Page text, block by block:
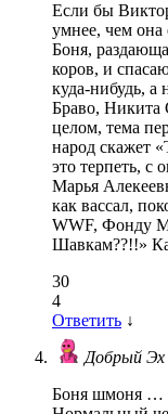
Если бы
умнее, чем
Боня,
коров, и
куда-нибудь,
Браво, Никита
целом, тема
народ скажет
это терпеть, с
Марья
как вассал,
WWF, Фонду
Шавкам??!!»
30
4
Ответить ↓
Добрый Эх
Боня шмоня …